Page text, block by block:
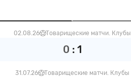
02.08.26 Товарищеские матчи. Клубы
0 : 1
31.07.26 Товарищеские матчи. Клубы